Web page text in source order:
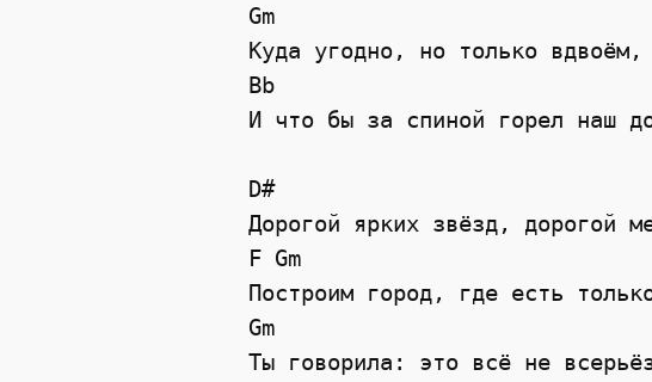
Gm
Куда угодно, но только вдвоём,
Bb
И что бы за спиной горел наш
D#
Дорогой ярких звёзд, дорогой
F Gm
Построим город, где есть
Gm
Ты говорила: это всё не